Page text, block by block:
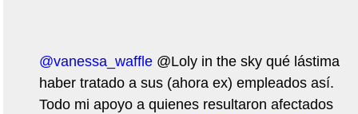
@vanessa_waffle@Loly in the sky qué lástima
haber tratado a sus (ahora ex) empleados así.
Todo mi apoyo a quienes resultaron afectados